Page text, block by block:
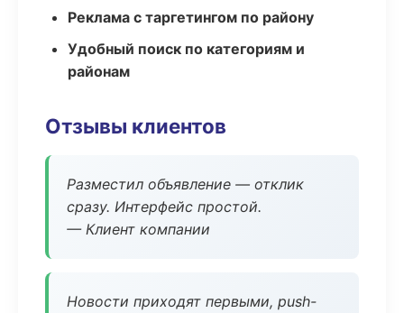
Реклама с таргетингом по району
Удобный поиск по категориям и
районам
Отзывы клиентов
Разместил объявление — отклик
сразу. Интерфейс простой.
— Клиент компании
Новости приходят первыми, push-